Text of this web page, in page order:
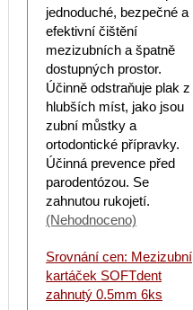
jednoduché, bezpečné a
efektivní čištění
mezizubních a špatně
dostupných prostor.
Účinně odstraňuje plak z
hlubších míst, jako jsou
zubní můstky a
ortodontické přípravky.
Účinná prevence před
parodentózou. Se
zahnutou rukojetí.
(Nehodnoceno)
Srovnání cen: Mezizubní
kartáček SOFTdent
zahnutý 0.5mm 6ks